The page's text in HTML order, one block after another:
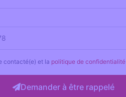
contacté(e) et la politique de confidentialité
Demander à être rappelé